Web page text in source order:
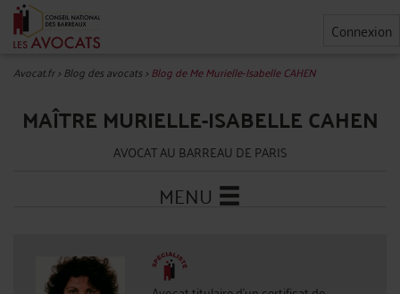
Connexion
Avocat.fr>Blog des avocats>Blog de Me Murielle-Isabelle CAHEN
MAÎTRE MURIELLE-ISABELLE CAHEN
AVOCAT AU BARREAU DE PARIS
MENU